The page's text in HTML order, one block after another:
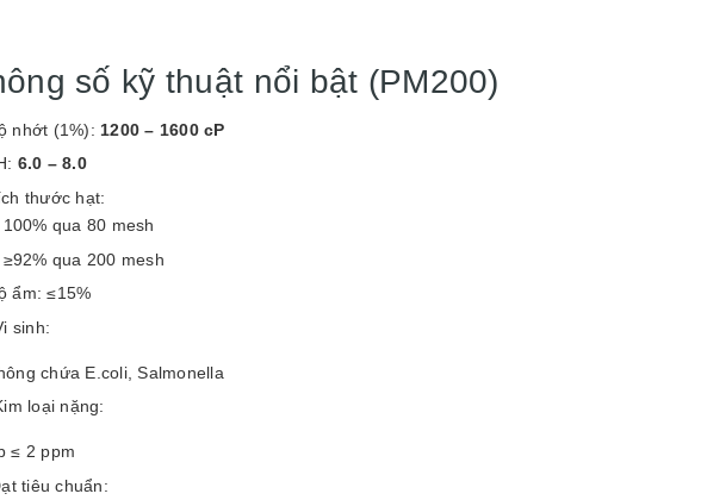
số kỹ thuật nổi bật (PM200)
nhớt (1%): 1200 – 1600 cP
6.0 – 8.0
thước hạt:
100% qua 80 mesh
≥92% qua 200 mesh
ẩm: ≤15%
sinh:
chứa E.coli, Salmonella
loại nặng:
≤ 2 ppm
tiêu chuẩn: